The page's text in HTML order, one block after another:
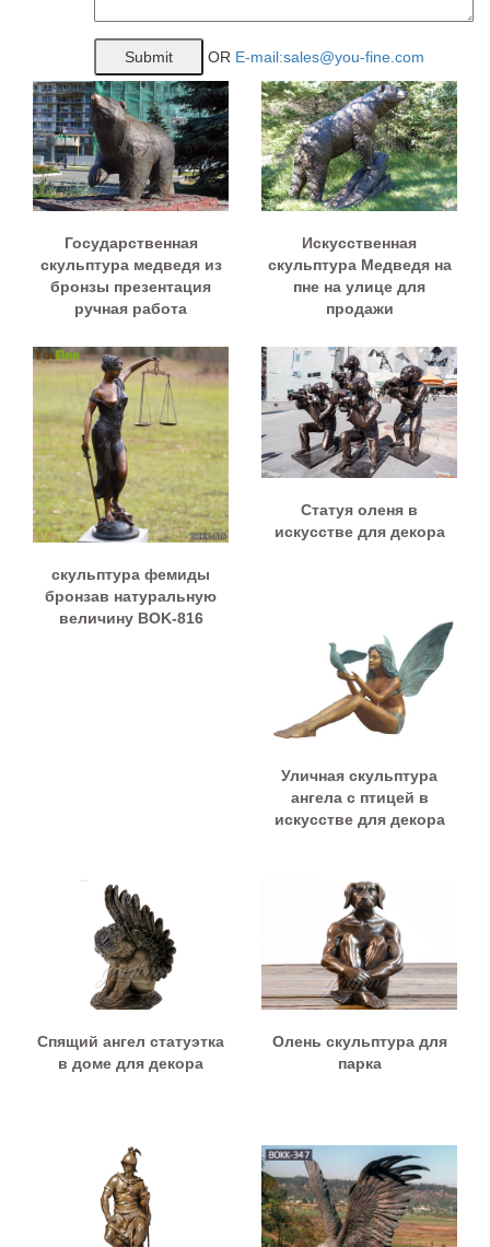
OR E-mail:sales@you-fine.com
Государственная
скульптура медведя из
бронзы презентация
ручная работа
Искусственная
скульптура Медведя на
пне на улице для
продажи
скульптура фемиды
бронзав натуральную
величину BOK-816
Статуя оленя в
искусстве для декора
Уличная скульптура
ангела с птицей в
искусстве для декора
Спящий ангел статуэтка
в доме для декора
Олень скульптура для
парка